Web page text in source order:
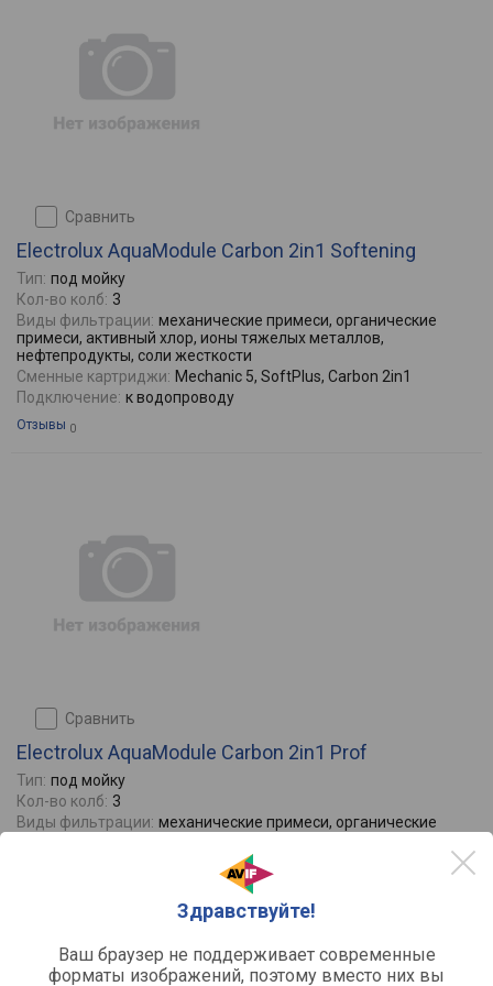
Здравствуйте!
Ваш браузер не поддерживает современные
форматы изображений, поэтому вместо них вы
сравнить
Electrolux AquaModule Carbon 2in1 Softening
Тип: под мойку
Кол-во колб: 3
Виды фильтрации: механические примеси, органические
примеси, активный хлор, ионы тяжелых металлов,
нефтепродукты, соли жесткости
Сменные картриджи: Mechanic 5, SoftPlus, Carbon 2in1
Подключение: к водопроводу
Отзывы 0
сравнить
Electrolux AquaModule Carbon 2in1 Prof
Тип: под мойку
Кол-во колб: 3
Виды фильтрации: механические примеси, органические
Mechanic 5, Carbon, Carbon 2in1
к водопроводу